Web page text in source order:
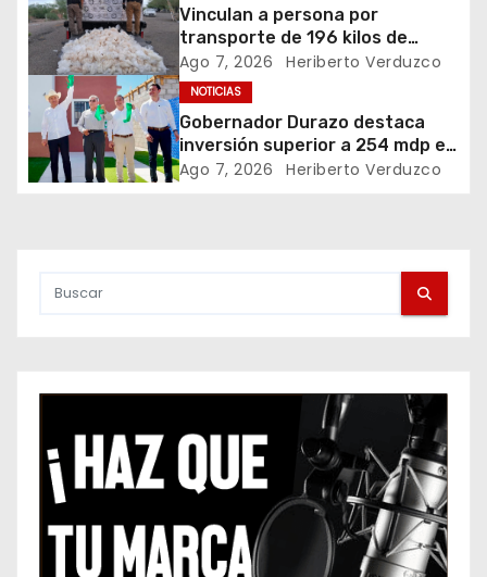
ó
n
d
e
a
s
Vinculan a persona por
transporte de 196 kilos de
metanfetamina en Sonora
Ago 7, 2026 Heriberto Verduzco
NOTICIAS
Gobernador Durazo destaca
inversión superior a 254 mdp en
acciones de vivienda
Ago 7, 2026 Heriberto Verduzco